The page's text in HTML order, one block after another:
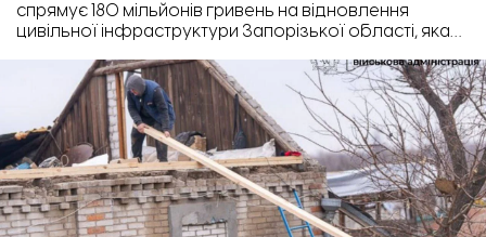
спрямує 180 мільйонів гривень на відновлення
цивільної інфраструктури Запорізької області, яка